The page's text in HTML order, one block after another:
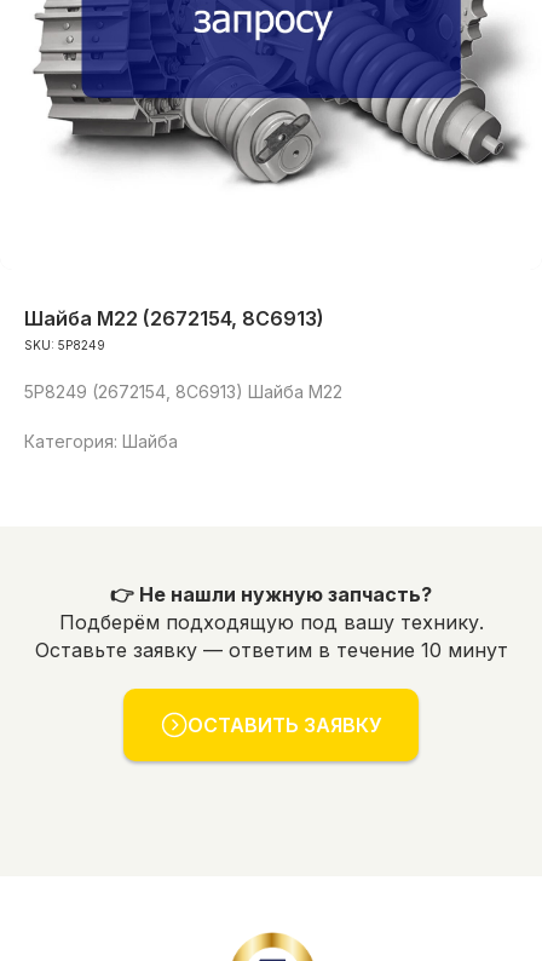
Шайба M22 (2672154, 8C6913)
SKU: 5P8249
5P8249 (2672154, 8C6913) Шайба M22
Категория: Шайба
👉 Не нашли нужную запчасть?
Подберём подходящую под вашу технику.
Оставьте заявку — ответим в течение 10 минут
ОСТАВИТЬ ЗАЯВКУ